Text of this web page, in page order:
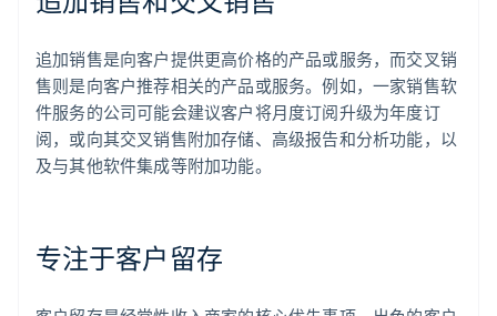
追加销售是向客户提供更高价格的产品或服务，而交叉销
售则是向客户推荐相关的产品或服务。例如，一家销售软
件服务的公司可能会建议客户将月度订阅升级为年度订
阅，或向其交叉销售附加存储、高级报告和分析功能，以
及与其他软件集成等附加功能。
专注于客户留存